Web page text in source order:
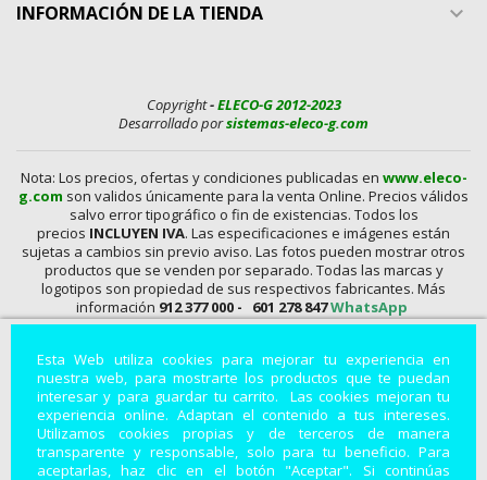
Esta Web utiliza cookies para mejorar tu experiencia en
nuestra web, para mostrarte los productos que te puedan
interesar y para guardar tu carrito. Las cookies mejoran tu
experiencia online. Adaptan el contenido a tus intereses.
Utilizamos cookies propias y de terceros de manera
transparente y responsable, solo para tu beneficio. Para
aceptarlas, haz clic en el botón "Aceptar". Si continúas
INFORMACIÓN DE LA TIENDA 
Copyright-ELECO-G 2012-2023
Desarrollado porsistemas-eleco-g.com
Nota: Los precios, ofertas y condiciones publicadas en www.eleco-
g.com son validos únicamente para la venta Online. Precios válidos
salvo error tipográfico o fin de existencias. Todos los
precios INCLUYEN IVA. Las especificaciones e imágenes están
sujetas a cambios sin previo aviso. Las fotos pueden mostrar otros
productos que se venden por separado. Todas las marcas y
logotipos son propiedad de sus respectivos fabricantes. Más
información 912 377 000 - 601 278 847WhatsApp
Distancia, Conexiones, alimentadores, Baterías, Pilas,
Aparatos de Medida, Soldadores, Hdmi, Tester, Cargadores,
Componentes, Fuentes de Alimentación, Teléfonos,
Accesorios para Smartphones, Informática, Cámaras de
Vigilancia, Instrumentos de Medida, Baterías por Encargo,
Módulos, Accesorios para Fotografía, Repuestos de
Electrodomésticos, Leds, Soportes para Televisión..